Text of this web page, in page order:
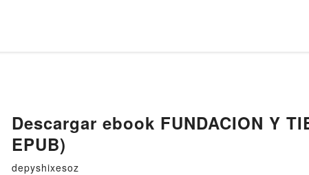
Descargar ebook FUNDACION Y
EPUB)
depyshixesoz